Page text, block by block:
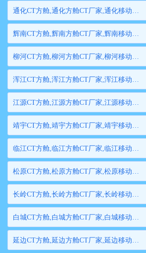
通化CT方舱,通化方舱CT厂家,通化移动方舱CT,通化医用CT方舱,通化方舱式CT,通化方舱CT
辉南CT方舱,辉南方舱CT厂家,辉南移动方舱CT,辉南医用CT方舱,辉南方舱式CT,辉南方舱CT
柳河CT方舱,柳河方舱CT厂家,柳河移动方舱CT,柳河医用CT方舱,柳河方舱式CT,柳河方舱CT
浑江CT方舱,浑江方舱CT厂家,浑江移动方舱CT,浑江医用CT方舱,浑江方舱式CT,浑江方舱CT
江源CT方舱,江源方舱CT厂家,江源移动方舱CT,江源医用CT方舱,江源方舱式CT,江源方舱CT
靖宇CT方舱,靖宇方舱CT厂家,靖宇移动方舱CT,靖宇医用CT方舱,靖宇方舱式CT,靖宇方舱CT
临江CT方舱,临江方舱CT厂家,临江移动方舱CT,临江医用CT方舱,临江方舱式CT,临江方舱CT
松原CT方舱,松原方舱CT厂家,松原移动方舱CT,松原医用CT方舱,松原方舱式CT,松原方舱CT
长岭CT方舱,长岭方舱CT厂家,长岭移动方舱CT,长岭医用CT方舱,长岭方舱式CT,长岭方舱CT
白城CT方舱,白城方舱CT厂家,白城移动方舱CT,白城医用CT方舱,白城方舱式CT,白城方舱CT
延边CT方舱,延边方舱CT厂家,延边移动方舱CT,延边医用CT方舱,延边方舱式CT,延边方舱CT